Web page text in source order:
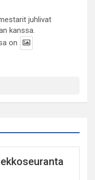
juhlivat
kanssa.
on